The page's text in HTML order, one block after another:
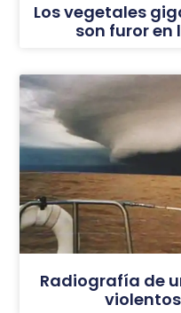
Los vegetales
son furor en
Radiografía de